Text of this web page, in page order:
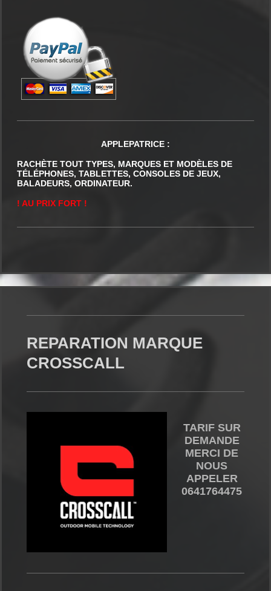
APPLEPATRICE :
RACHÈTE TOUT TYPES, MARQUES ET MODÈLES DE
TÉLÉPHONES, TABLETTES, CONSOLES DE JEUX,
BALADEURS, ORDINATEUR.
! AU PRIX FORT !
REPARATION MARQUE
CROSSCALL
TARIF SUR
DEMANDE
MERCI DE
NOUS
APPELER
0641764475